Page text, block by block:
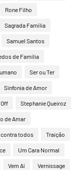
Rone Filho
Sagrada Família
Samuel Santos
de Família
Ser ou Ter
Sinfonia de Amor
Stephanie Queiroz
de Amar
todos Traição
Um Cara Normal
Vem Aí Vernissage